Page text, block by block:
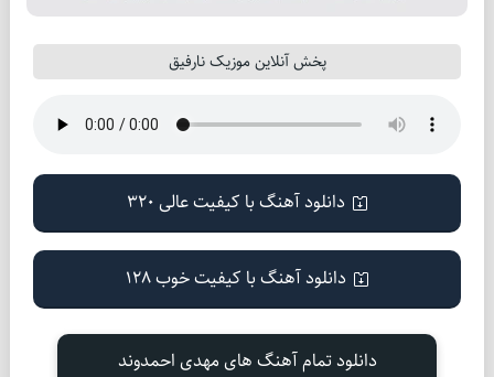
پخش آنلاین موزیک نارفیق
دانلود آهنگ با کیفیت عالی 320
دانلود آهنگ با کیفیت خوب 128
دانلود تمام آهنگ های مهدی احمدوند